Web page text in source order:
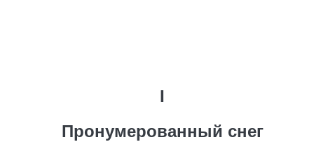
I
Пронумерованный снег